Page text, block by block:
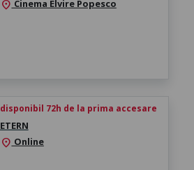
location_on Cinema Elvire Popesco
disponibil 72h de la prima accesare
ETERN
location_on Online